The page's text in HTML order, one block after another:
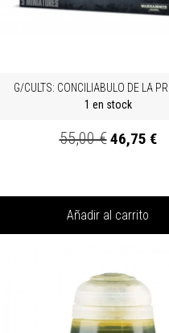
G/CULTS: CONCILIABULO DE LA
1 en stock
55,00 €46,75 €
Añadir al carrito